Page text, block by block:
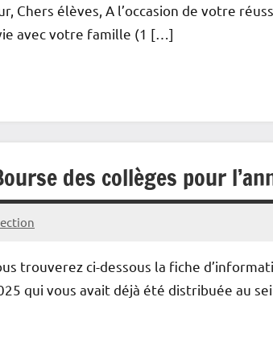
Chers élèves, A l’occasion de votre
avec votre famille (1 […]
des collèges pour
trouverez ci-dessous la fiche
qui vous avait déjà été distribuée au